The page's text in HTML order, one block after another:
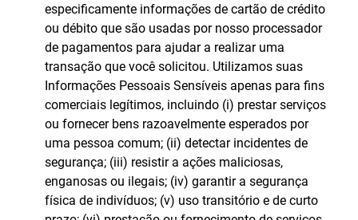
especificamente informações de cartão de crédito
ou débito que são usadas por nosso processador
de pagamentos para ajudar a realizar uma
transação que você solicitou. Utilizamos suas
Informações Pessoais Sensíveis apenas para fins
comerciais legítimos, incluindo (i) prestar serviços
ou fornecer bens razoavelmente esperados por
uma pessoa comum; (ii) detectar incidentes de
segurança; (iii) resistir a ações maliciosas,
enganosas ou ilegais; (iv) garantir a segurança
física de indivíduos; (v) uso transitório e de curto